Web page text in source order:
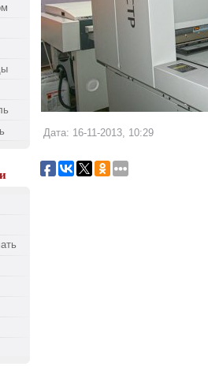
Дата: 16-11-2013, 10:29